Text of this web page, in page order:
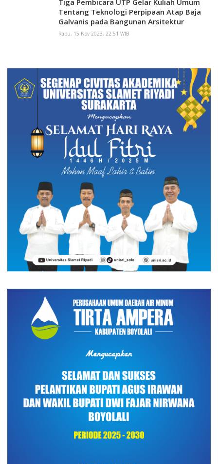
Tentang Teknologi Perpipaan Atap Baja
Galvanis pada Bangunan Arsitektur
Rabu, 15 Nov 2023, 22:51 WIB